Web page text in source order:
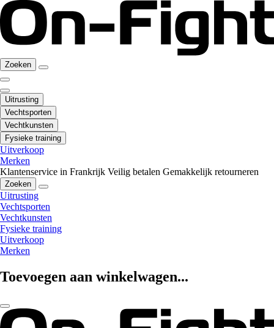
Zoeken
Uitrusting
Vechtsporten
Vechtkunsten
Fysieke training
Uitverkoop
Merken
Klantenservice in Frankrijk Veilig betalen Gemakkelijk retourneren
Zoeken
Uitrusting
Vechtsporten
Vechtkunsten
Fysieke training
Uitverkoop
Merken
Toevoegen aan winkelwagen...